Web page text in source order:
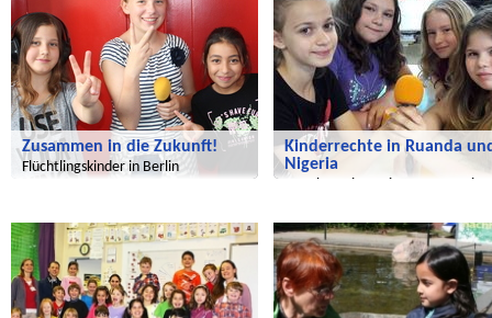
Zusammen in die Zukunft!
Flüchtlingskinder in Berlin
Kinderrechte in Ruanda
Nigeria